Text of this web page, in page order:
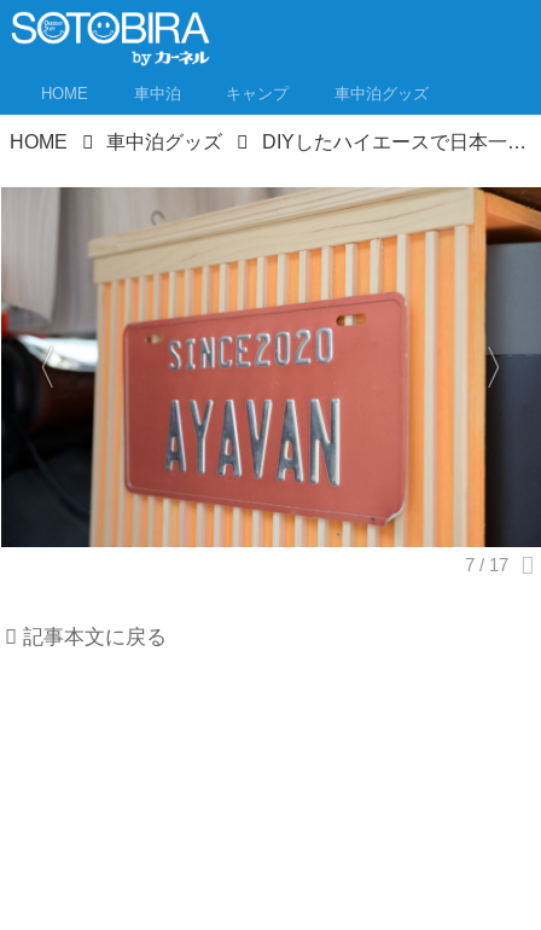
HOME 車中泊 キャンプ 車中泊グッズ
HOME 車中泊グッズ DIYしたハイエースで日本一周中！元保育士バンライファーに聞いた夏車中泊の暑さ対策！
記事本文に戻る